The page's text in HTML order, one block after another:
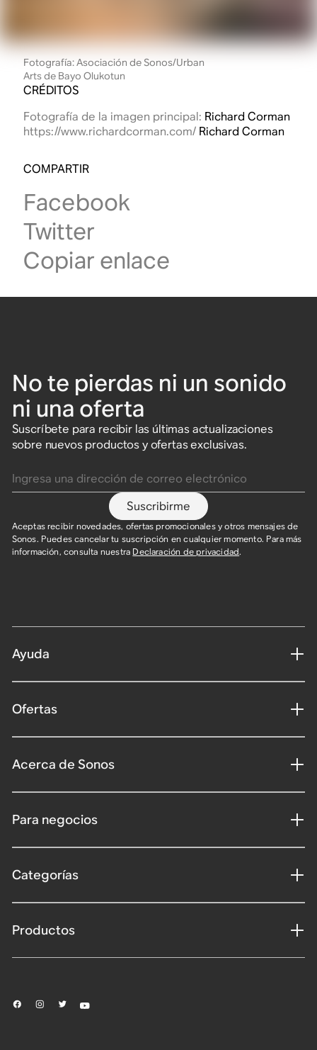
Fotografía: Asociación de Sonos/Urban
Arts de Bayo Olukotun
CRÉDITOS
Fotografía de la imagen principal: Richard Corman
https://www.richardcorman.com/ Richard Corman
COMPARTIR
Facebook
Twitter
Copiar enlace
No te pierdas ni un sonido
ni una oferta
Suscríbete para recibir las últimas actualizaciones
sobre nuevos productos y ofertas exclusivas.
Suscribirme
Aceptas recibir novedades, ofertas promocionales y otros mensajes de
Sonos. Puedes cancelar tu suscripción en cualquier momento. Para más
información, consulta nuestra Declaración de privacidad.​
Ayuda
Ofertas
Acerca de Sonos
Para negocios
Categorías
Productos